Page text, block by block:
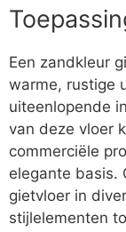
Een zandkleur
warme, rustige
uiteenlopende
van deze vloer
commerciële
elegante basis.
gietvloer in
stijlelementen